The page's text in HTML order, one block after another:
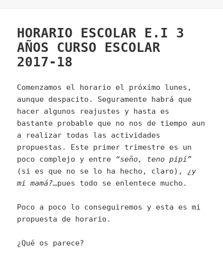
HORARIO ESCOLAR E.I 3
AÑOS CURSO ESCOLAR
2017-18
Comenzamos el horario el próximo lunes,
aunque despacito. Seguramente habrá que
hacer algunos reajustes y hasta es
bastante probable que no nos de tiempo aun
a realizar todas las actividades
propuestas. Este primer trimestre es un
poco complejo y entre “seño, teno pipí”
(si es que no se lo ha hecho, claro), ¿y
mi mamá?…pues todo se enlentece mucho.
Poco a poco lo conseguiremos y esta es mi
propuesta de horario.
¿Qué os parece?